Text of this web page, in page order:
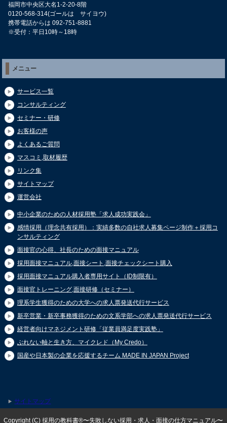
福岡市中央区大名1-2-20-8階
0120-568-314(ゴールは サイヨウ)
携帯電話からは 092-751-8881
※受付：平日10時～18時
メニュー
サービス一覧
コンサルティング
セミナー・研修
お客様の声
よくあるご質問
マスコミ,取材履歴
リンク集
サイトマップ
運営会社
中小企業のための人材採用塾「求人成功実践会」
感情採用（理念共有採用）：実績多数の自社求人募集ページ制作＋採用コ
ンサルティング
面接官の心得、社長のための面接マニュアル
採用面接マニュアル,面接シート,面接チェックシート購入
採用面接マニュアル購入者専用サイト（ID制限有）
面接官トレーニング,面接研修（セミナー）
理系学生獲得のための大学への求人票発送代行サービス
新卒営業・新卒事務獲得のための文系学部への求人票発送代行サービス
経営者向けマネジメント研修「従業員満足度実践塾」
ぶれない軸と生き方、マイクレド（My Credo）
国産や日本製の企業を応援するチーム MADE IN JAPAN Project
サイトマップ
Copyright (C) 採用の教科書®〜失敗しない採用・求人・面接の仕方マニュアル〜